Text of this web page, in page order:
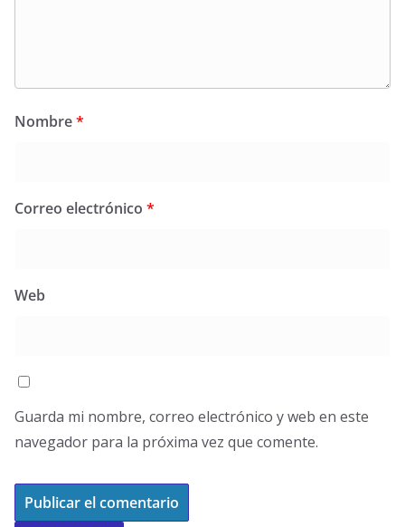
Nombre*
Correo electrónico *
Web
Guarda mi nombre, correo electrónico y web en este
navegador para la próxima vez que comente.